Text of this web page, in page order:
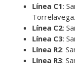
Línea C1:
Torrelavega.
Línea C2:
Línea C3:
Línea R2:
Línea R3: